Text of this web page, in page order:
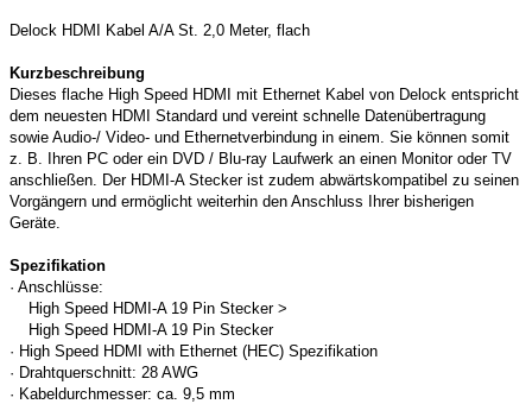
Delock HDMI Kabel A/A St. 2,0 Meter, flach
Kurzbeschreibung
Dieses flache High Speed HDMI mit Ethernet Kabel von Delock entspricht
dem neuesten HDMI Standard und vereint schnelle Datenübertragung
sowie Audio-/ Video- und Ethernetverbindung in einem. Sie können somit
z. B. Ihren PC oder ein DVD / Blu-ray Laufwerk an einen Monitor oder TV
anschließen. Der HDMI-A Stecker ist zudem abwärtskompatibel zu seinen
Vorgängern und ermöglicht weiterhin den Anschluss Ihrer bisherigen
Geräte.
Spezifikation
· Anschlüsse:
High Speed HDMI-A 19 Pin Stecker >
High Speed HDMI-A 19 Pin Stecker
· High Speed HDMI with Ethernet (HEC) Spezifikation
· Drahtquerschnitt: 28 AWG
· Kabeldurchmesser: ca. 9,5 mm